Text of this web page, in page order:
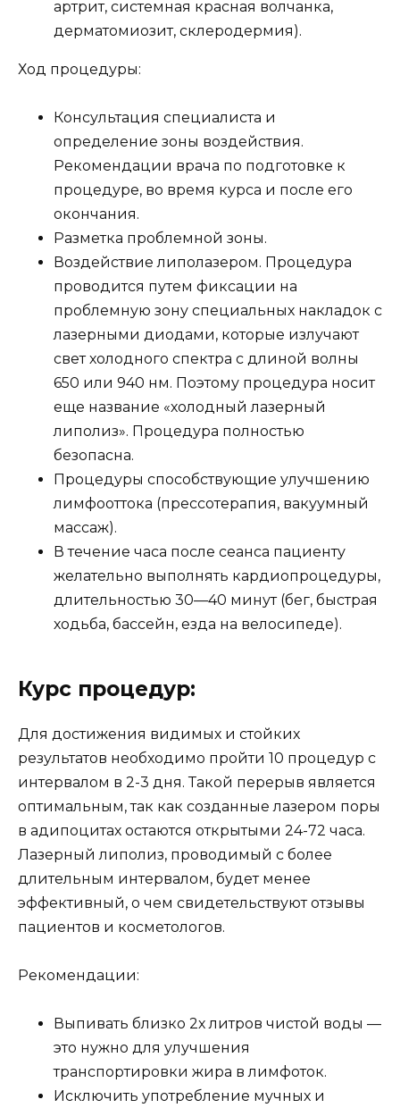
артрит, системная красная волчанка,
дерматомиозит, склеродермия).
Ход процедуры:
Консультация специалиста и
определение зоны воздействия.
Рекомендации врача по подготовке к
процедуре, во время курса и после его
окончания.
Разметка проблемной зоны.
Воздействие липолазером. Процедура
проводится путем фиксации на
проблемную зону специальных накладок с
лазерными диодами, которые излучают
свет холодного спектра с длиной волны
650 или 940 нм. Поэтому процедура носит
еще название «холодный лазерный
липолиз». Процедура полностью
безопасна.
Процедуры способствующие улучшению
лимфооттока (прессотерапия, вакуумный
массаж).
В течение часа после сеанса пациенту
желательно выполнять кардиопроцедуры,
длительностью 30—40 минут (бег, быстрая
ходьба, бассейн, езда на велосипеде).
Курс процедур:
Для достижения видимых и стойких
результатов необходимо пройти 10 процедур с
интервалом в 2-3 дня. Такой перерыв является
оптимальным, так как созданные лазером поры
в адипоцитах остаются открытыми 24-72 часа.
Лазерный липолиз, проводимый с более
длительным интервалом, будет менее
эффективный, о чем свидетельствуют отзывы
пациентов и косметологов.
Рекомендации:
Выпивать близко 2х литров чистой воды —
это нужно для улучшения
транспортировки жира в лимфоток.
Исключить употребление мучных и